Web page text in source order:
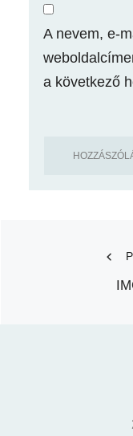
A nevem, e-
a következő